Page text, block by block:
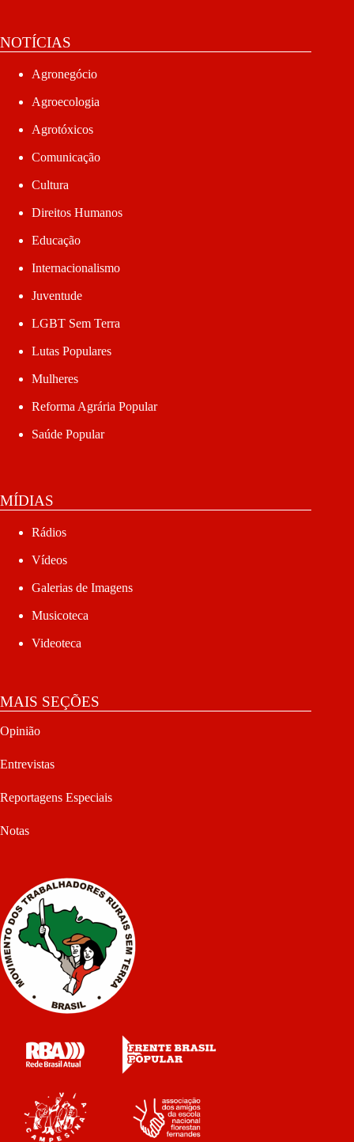
NOTÍCIAS
Agronegócio
Agroecologia
Agrotóxicos
Comunicação
Cultura
Direitos Humanos
Educação
Internacionalismo
Juventude
LGBT Sem Terra
Lutas Populares
Mulheres
Reforma Agrária Popular
Saúde Popular
MÍDIAS
Rádios
Vídeos
Galerias de Imagens
Musicoteca
Videoteca
MAIS SEÇÕES
Opinião
Entrevistas
Reportagens Especiais
Notas